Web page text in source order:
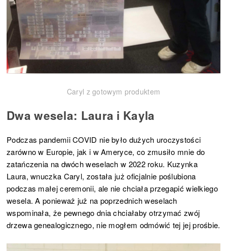
Caryl z gotowym produktem
Dwa wesela: Laura i Kayla
Podczas pandemii COVID nie było dużych uroczystości
zarówno w Europie, jak i w Ameryce, co zmusiło mnie do
zatańczenia na dwóch weselach w 2022 roku. Kuzynka
Laura, wnuczka Caryl, została już oficjalnie poślubiona
podczas małej ceremonii, ale nie chciała przegapić wielkiego
wesela. A ponieważ już na poprzednich weselach
wspominała, że pewnego dnia chciałaby otrzymać zwój
drzewa genealogicznego, nie mogłem odmówić tej jej prośbie.